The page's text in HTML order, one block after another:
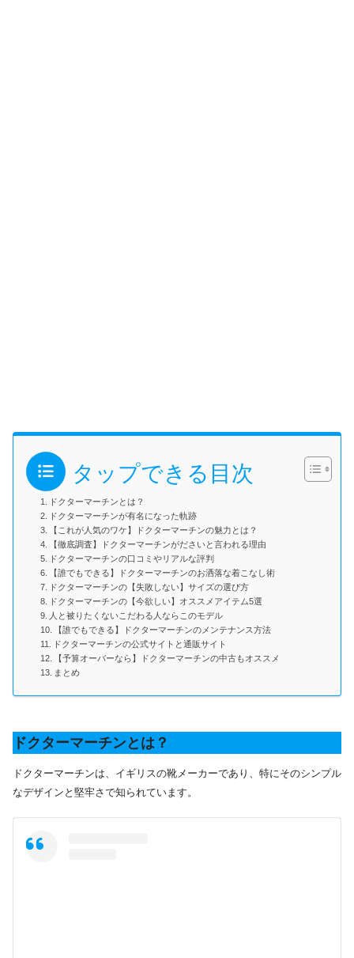
タップできる目次
ドクターマーチンとは？
ドクターマーチンが有名になった軌跡
【これが人気のワケ】ドクターマーチンの魅力とは？
【徹底調査】ドクターマーチンがださいと言われる理由
ドクターマーチンの口コミやリアルな評判
【誰でもできる】ドクターマーチンのお洒落な着こなし術
ドクターマーチンの【失敗しない】サイズの選び方
ドクターマーチンの【今欲しい】オススメアイテム5選
人と被りたくないこだわる人ならこのモデル
【誰でもできる】ドクターマーチンのメンテナンス方法
ドクターマーチンの公式サイトと通販サイト
【予算オーバーなら】ドクターマーチンの中古もオススメ
まとめ
ドクターマーチンとは？
ドクターマーチンは、イギリスの靴メーカーであり、特にそのシンプル
なデザインと堅牢さで知られています。